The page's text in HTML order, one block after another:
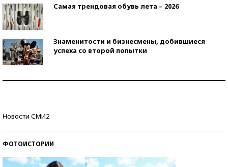
Самая трендовая обувь лета – 2026
Знаменитости и бизнесмены, добившиеся
успеха со второй попытки
Новости СМИ2
ФОТОИСТОРИИ